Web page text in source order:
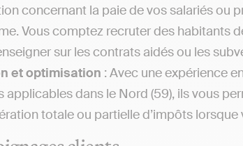
concernant la paie de vos salariés ou
Vous comptez recruter des habitants
sur les contrats aidés ou les
et optimisation : Avec une expérience
applicables dans le Nord (59), ils vous
totale ou partielle d’impôts lorsque